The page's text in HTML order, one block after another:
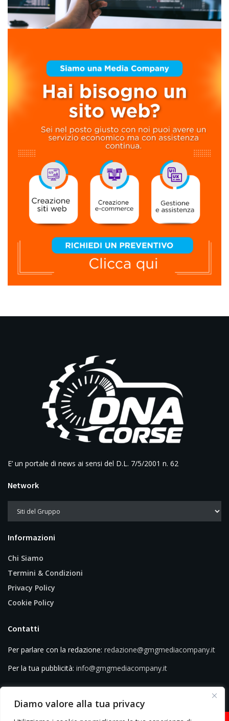
Diamo valore alla tua privacy
E’ un portale di news ai sensi del D.L. 7/5/2001 n. 62
Network
Informazioni
Chi Siamo
Termini & Condizioni
Privacy Policy
Cookie Policy
Contatti
Per parlare con la redazione: redazione@gmgmediacompany.it
Per la tua pubblicità: info@gmgmediacompany.it